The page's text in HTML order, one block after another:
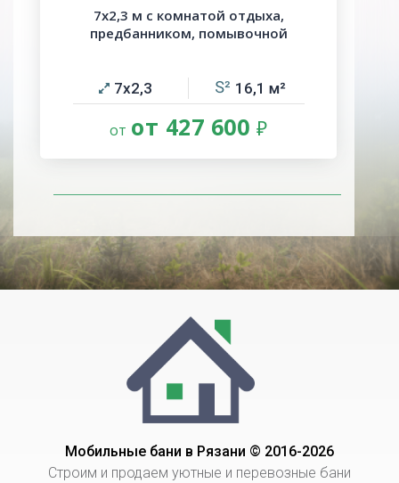
7х2,3 м с комнатой отдыха,
предбанником, помывочной
7х2,3 16,1
от 427 600
Мобильные бани в Рязани © 2016-2026
Строим и продаем уютные и перевозные бани